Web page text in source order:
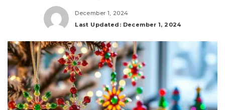
December 1, 2024
Last Updated: December 1, 2024